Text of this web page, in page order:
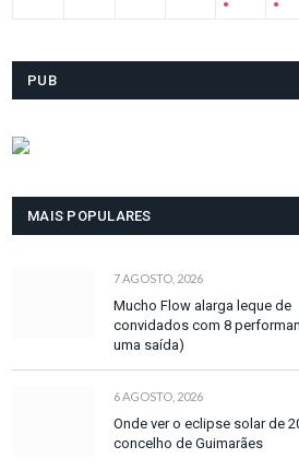
PUB
MAIS POPULARES
7 AGOSTO, 2026
Mucho Flow alarga leque de
convidados com 8
uma saída)
6 AGOSTO, 2026
Onde ver o eclipse solar de
concelho de Guimarães